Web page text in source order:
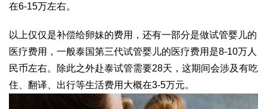
在6-15万左右。
以上仅仅是补偿给卵妹的费用，还有一部分是做试管婴儿的
医疗费用，一般泰国第三代试管婴儿的医疗费用是8-10万人
民币左右。除此之外赴泰试管需要28天，这期间会涉及有吃
住、翻译、出行等生活费用大概在3-5万元。